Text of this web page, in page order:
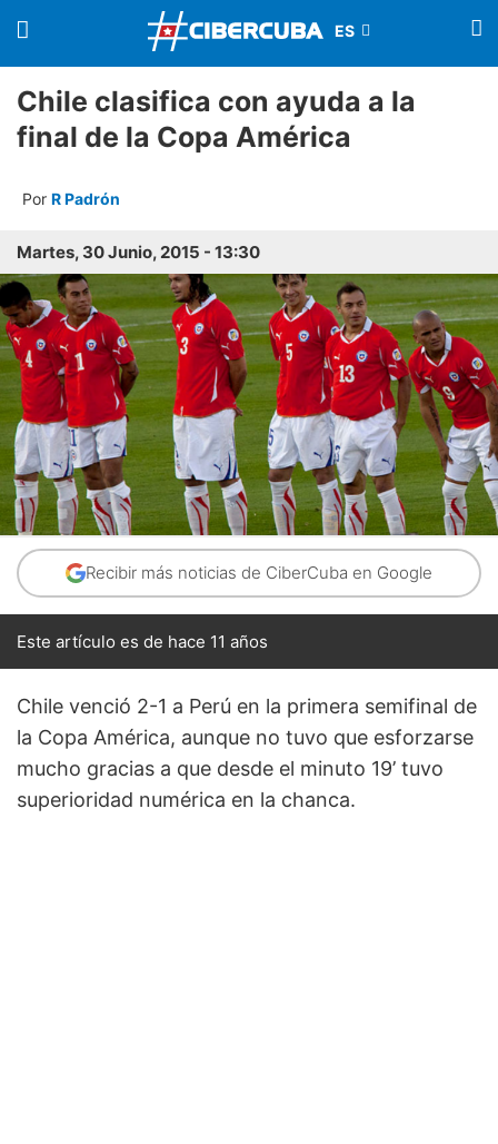
Chile clasifica con ayuda a la
final de la Copa América
Por R Padrón
Martes, 30 Junio, 2015 - 13:30
Recibir más noticias de CiberCuba en Google
Este artículo es de hace 11 años
Chile venció 2-1 a Perú en la primera semifinal de
la Copa América, aunque no tuvo que esforzarse
mucho gracias a que desde el minuto 19’ tuvo
superioridad numérica en la chanca.